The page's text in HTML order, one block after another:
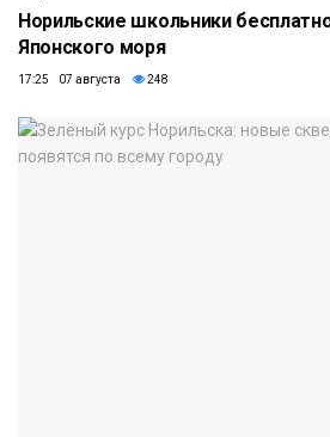
Норильские школьники
Японского моря
17:25 07 августа 248